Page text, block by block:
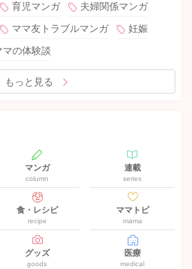
育児マンガ
夫婦関係マンガ
ママ友トラブルマンガ
妊娠
マの体験談
もっと見る
マンガ
column
連載
series
食・レシピ
recipe
ママトピ
mama
グッズ
goods
医療
medical